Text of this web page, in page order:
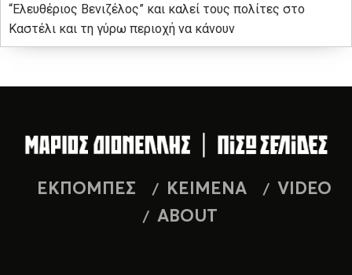
“Ελευθέριος Βενιζέλος” και καλεί τους πολίτες στο
Καστέλι και τη γύρω περιοχή να κάνουν
ΕΚΠΟΜΠΕΣ ΚΕΙΜΕΝΑ
VIDEO
ABOUT